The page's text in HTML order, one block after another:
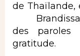
de Thaïlande,
des
gratitude.